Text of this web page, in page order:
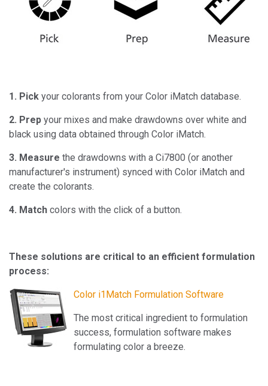
1. Pick your colorants from your Color iMatch database.
2. Prep your mixes and make drawdowns over white and
black using data obtained through Color iMatch.
3. Measure the drawdowns with a Ci7800 (or another
manufacturer's instrument) synced with Color iMatch and
create the colorants.
4. Match colors with the click of a button.
These solutions are critical to an efficient formulation
process:
Color i1Match Formulation Software
The most critical ingredient to formulation
success, formulation software makes
formulating color a breeze.